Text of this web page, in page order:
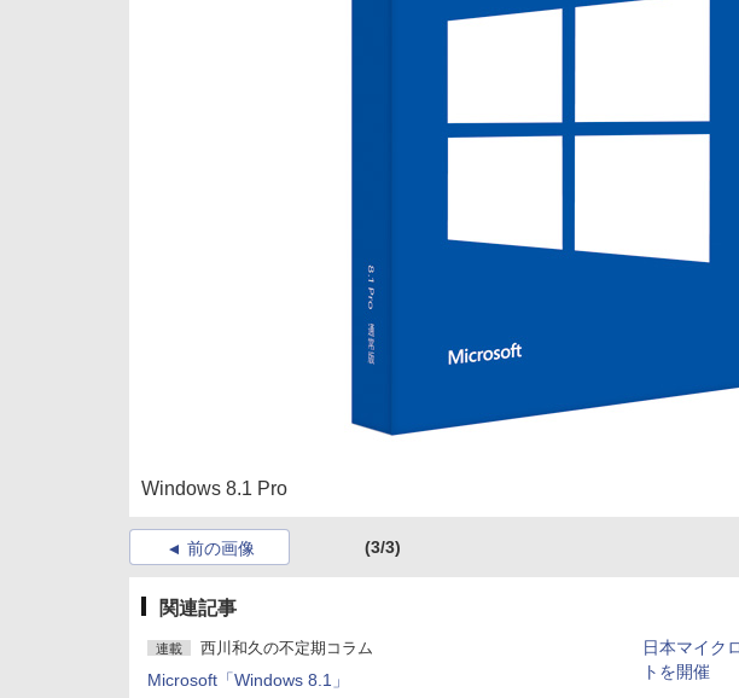
Windows 8.1 Pro
前の画像 (3/3)
関連記事
連載 西川和久の不定期コラム
Microsoft「Windows 8.1」
日本マイク
トを開催